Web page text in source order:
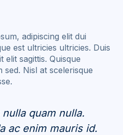
adipiscing elit dui
est ultricies ultricies. Duis
elit sagittis. Quisque
sed. Nisl at scelerisque
quam nulla.
ac enim mauris id.